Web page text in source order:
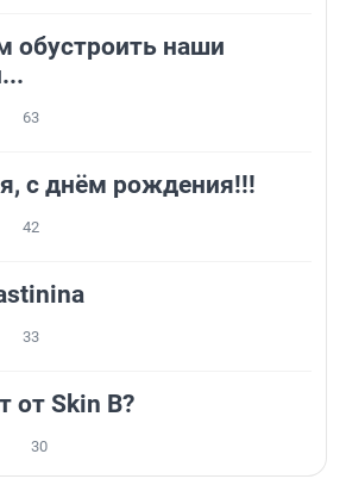
обустроить наши
63
с днём рождения!!!
42
33
от Skin B?
30